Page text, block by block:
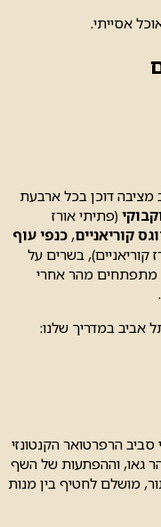
אסייתי.
מציבה דוכן בכל ארבעת
(פתיתי אורז
קוריאניים, כנפי עוף
קוריאניים), בשרים על
מתפתחים מהר אחרי
במדריך שלנו:
הרפרטואר הקנטונזי
גאו, וההפתעות של השף
מושלם לחטיף בין מנות